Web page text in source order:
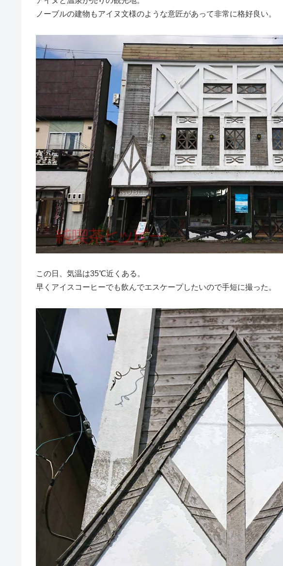
ノーブルの建物もアイヌ文様のような意匠があって非常に格好良い。
この日、気温は35℃近くある。
早くアイスコーヒーでも飲んでエスケープしたいので手短に撮った。